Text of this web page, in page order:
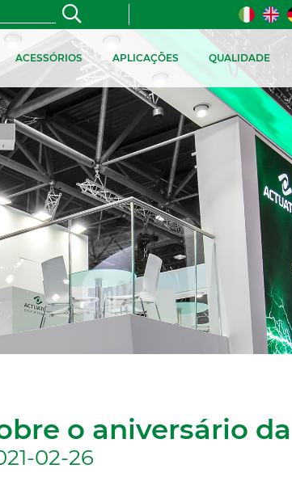
ACESSÓRIOS APLICAÇÕES QUALIDADE
o aniversário da
02-26